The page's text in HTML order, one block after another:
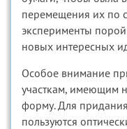
перемещения их по
эксперименты
новых интересных
Особое внимание
участкам, имеющим
форму. Для
пользуются